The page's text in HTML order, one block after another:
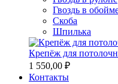
Гвоздь в
Скоба
Шпилька
Крепёж для
1 550,00 ₽
Контакты